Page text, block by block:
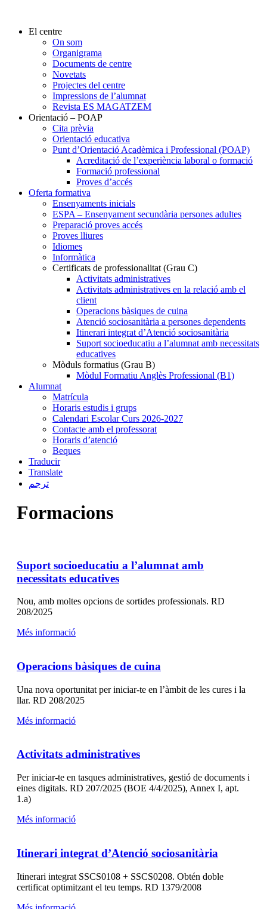
El centre
On som
Organigrama
Documents de centre
Novetats
Projectes del centre
Impressions de l’alumnat
Revista ES MAGATZEM
Orientació – POAP
Cita prèvia
Orientació educativa
Punt d’Orientació Acadèmica i Professional (POAP)
Acreditació de l’experiència laboral o formació
Formació professional
Proves d’accés
Oferta formativa
Ensenyaments inicials
ESPA – Ensenyament secundària persones adultes
Preparació proves accés
Proves lliures
Idiomes
Informàtica
Certificats de professionalitat (Grau C)
Activitats administratives
Activitats administratives en la relació amb el
client
Operacions bàsiques de cuina
Atenció sociosanitària a persones dependents
Itinerari integrat d’Atenció sociosanitària
Suport socioeducatiu a l’alumnat amb necessitats
educatives
Mòduls formatius (Grau B)
Mòdul Formatiu Anglès Professional (B1)
Alumnat
Matrícula
Horaris estudis i grups
Calendari Escolar Curs 2026-2027
Contacte amb el professorat
Horaris d’atenció
Beques
Traducir
Translate
ترجم
Formacions
Suport socioeducatiu a l’alumnat amb
necessitats educatives
Nou, amb moltes opcions de sortides professionals. RD
208/2025
Més informació
Operacions bàsiques de cuina
Una nova oportunitat per iniciar-te en l’àmbit de les cures i la
llar. RD 208/2025
Més informació
Activitats administratives
Per iniciar-te en tasques administratives, gestió de documents i
eines digitals. RD 207/2025 (BOE 4/4/2025), Annex I, apt.
1.a)
Més informació
Itinerari integrat d’Atenció sociosanitària
Itinerari integrat SSCS0108 + SSCS0208. Obtén doble
certificat optimitzant el teu temps. RD 1379/2008